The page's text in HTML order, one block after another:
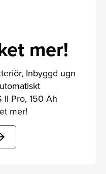
mer!
Inbyggd ugn
Pro, 150 Ah
mer!